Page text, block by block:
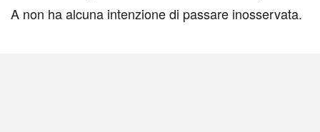
A non ha alcuna intenzione di passare inosservata.